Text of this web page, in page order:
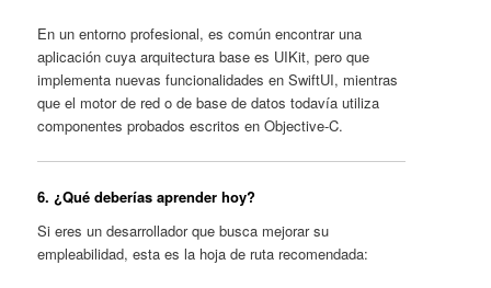
En un entorno profesional, es común encontrar una
aplicación cuya arquitectura base es UIKit, pero que
implementa nuevas funcionalidades en SwiftUI, mientras
que el motor de red o de base de datos todavía utiliza
componentes probados escritos en Objective-C.
6. ¿Qué deberías aprender hoy?
Si eres un desarrollador que busca mejorar su
empleabilidad, esta es la hoja de ruta recomendada: